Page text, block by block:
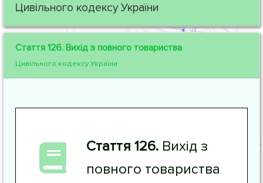
Цивільного кодексу України
Стаття 126. Вихід з повного товариства
Цивільного кодексу України
Стаття 126. Вихід з
повного товариства